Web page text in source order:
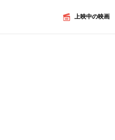
上映中の映画